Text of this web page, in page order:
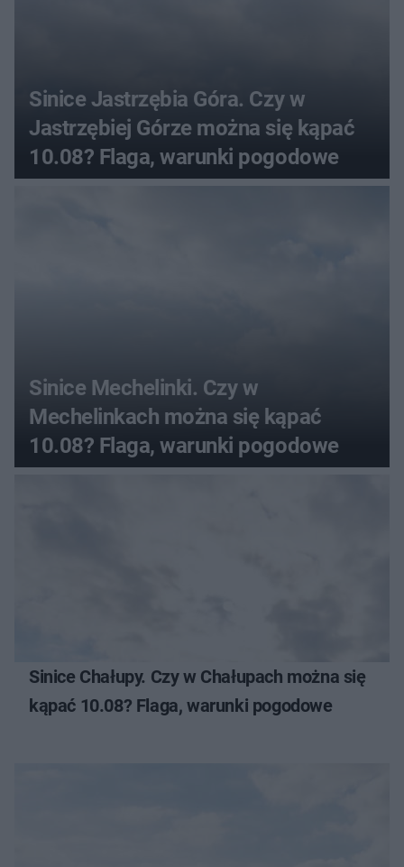
Sinice Jastrzębia Góra. Czy w
Jastrzębiej Górze można się kąpać
10.08? Flaga, warunki pogodowe
Sinice Mechelinki. Czy w
Mechelinkach można się kąpać
10.08? Flaga, warunki pogodowe
Sinice Chałupy. Czy w Chałupach można się
kąpać 10.08? Flaga, warunki pogodowe